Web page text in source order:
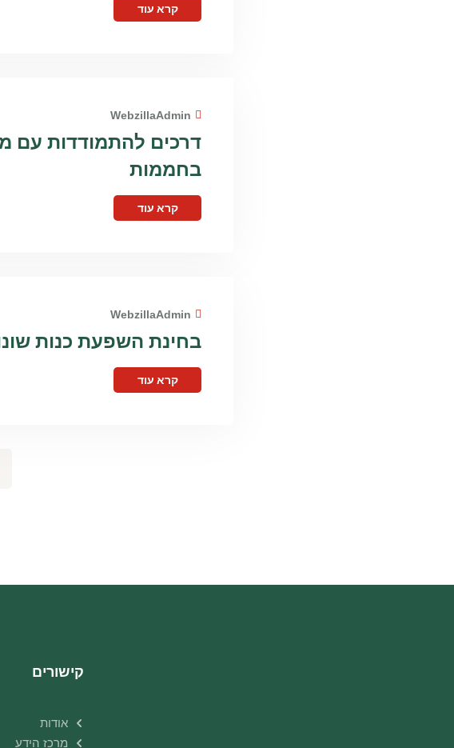
קרא עוד
WebzillaAdmin
דרכים להתמודדות עם
בחממות
קרא עוד
WebzillaAdmin
בחינת השפעת כנות
קרא עוד
קישורים
אודות
מרכז הידע